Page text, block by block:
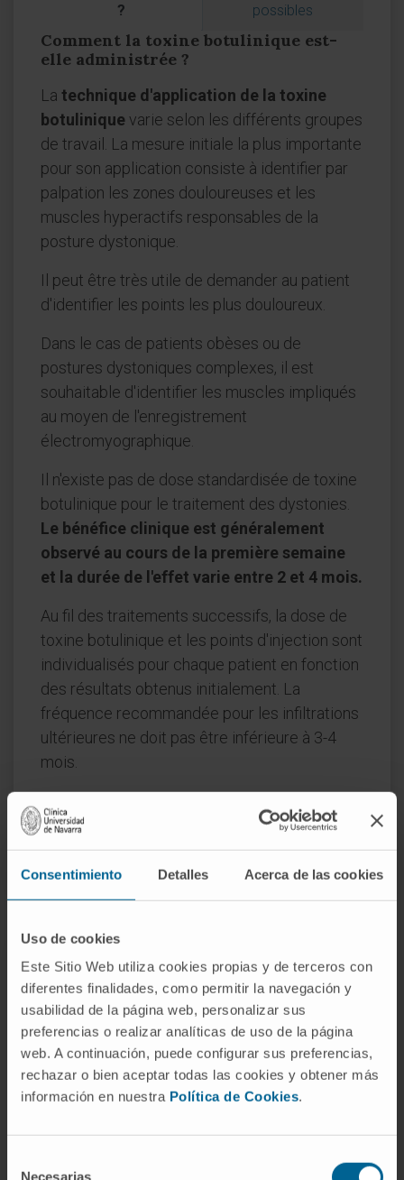
Consentimiento Detalles Acerca de las cookies
Uso de cookies
Este Sitio Web utiliza cookies propias y de terceros con
diferentes finalidades, como permitir la navegación y
usabilidad de la página web, personalizar sus
preferencias o realizar analíticas de uso de la página
web. A continuación, puede configurar sus preferencias,
rechazar o bien aceptar todas las cookies y obtener más
información en nuestra Política de Cookies.
Necesarias
?
possibles
Comment la toxine botulinique est-
elle administrée ?
La technique d'application de la toxine
botulinique varie selon les différents groupes
de travail. La mesure initiale la plus importante
pour son application consiste à identifier par
palpation les zones douloureuses et les
muscles hyperactifs responsables de la
posture dystonique.
Il peut être très utile de demander au patient
d'identifier les points les plus douloureux.
Dans le cas de patients obèses ou de
postures dystoniques complexes, il est
souhaitable d'identifier les muscles impliqués
au moyen de l'enregistrement
électromyographique.
Il n'existe pas de dose standardisée de toxine
botulinique pour le traitement des dystonies.
Le bénéfice clinique est généralement
observé au cours de la première semaine
et la durée de l'effet varie entre 2 et 4 mois.
Au fil des traitements successifs, la dose de
toxine botulinique et les points d'injection sont
individualisés pour chaque patient en fonction
des résultats obtenus initialement. La
fréquence recommandée pour les infiltrations
ultérieures ne doit pas être inférieure à 3-4
mois.
Le Département de Neurologie
de la Clínica Universidad de
Navarra
Le Département de Neurologie possède une vaste